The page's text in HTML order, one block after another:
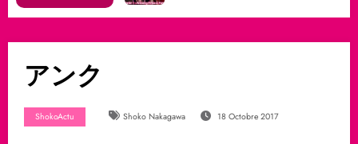
アンク
ShokoActu Shoko Nakagawa 18 Octobre 2017